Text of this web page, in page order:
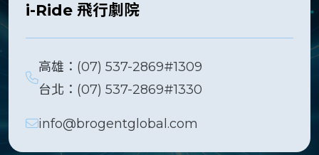
i-Ride 飛行劇院
高雄：(07) 537-2869#1309
台北：(07) 537-2869#1330
info@brogentglobal.com